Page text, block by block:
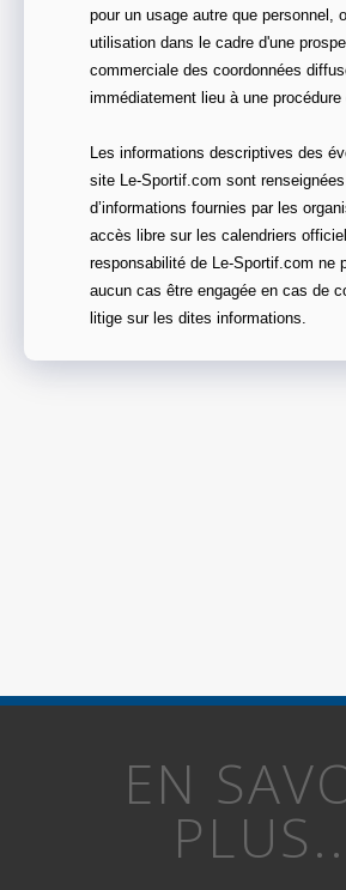
pour un usage autre que personnel,
utilisation dans le cadre d'une
commerciale des coordonnées
immédiatement lieu à une
Les informations descriptives des
site Le-Sportif.com sont
d’informations fournies par les
accès libre sur les calendriers
responsabilité de Le-Sportif.com ne
aucun cas être engagée en cas de
litige sur les dites informations.
EN